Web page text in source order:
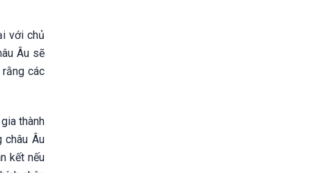
với chủ
Âu sẽ
các
thành
châu Âu
kết nếu